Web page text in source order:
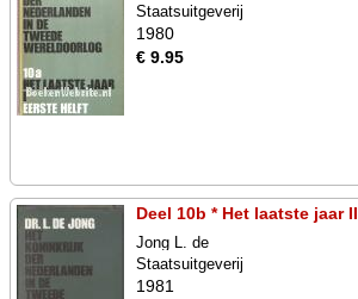
Staatsuitgeverij
1980
€ 9.95
Deel 10b * Het laatste jaar II
Jong L. de
Staatsuitgeverij
1981